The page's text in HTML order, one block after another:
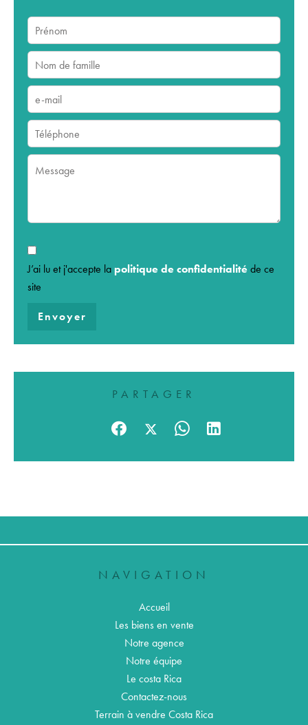
J’ai lu et j'accepte la politique de confidentialité de ce
site
Envoyer
PARTAGER
NAVIGATION
Accueil
Les biens en vente
Notre agence
Notre équipe
Le costa Rica
Contactez-nous
Terrain à vendre Costa Rica